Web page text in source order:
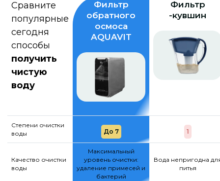
Сравните
популярные
сегодня
способы
получить
чистую
воду
Фильтр
обратного
осмоса
AQUAVIT
Фильтр
-кувшин
Степени очистки
воды
До 7 1
Качество очистки
воды
Максимальный
уровень очистки:
удаление примесей и
бактерий
Вода непригодна
питья